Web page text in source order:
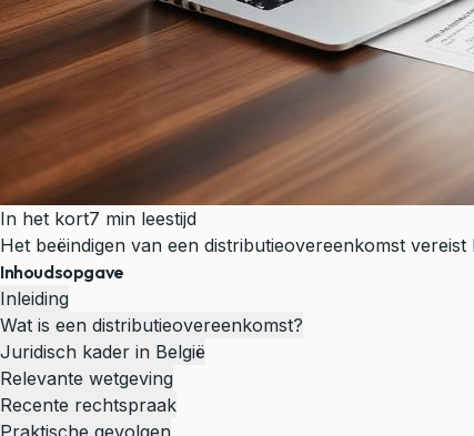
In het kort7 min leestijd
Het beëindigen van een distributieovereenkomst
Inhoudsopgave
Inleiding
Wat is een distributieovereenkomst?
Juridisch kader in België
Relevante wetgeving
Recente rechtspraak
Praktische gevolgen